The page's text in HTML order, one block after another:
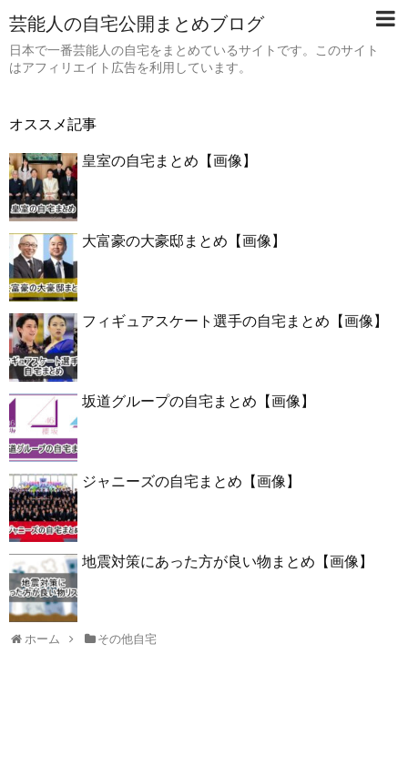
芸能人の自宅公開まとめブログ
日本で一番芸能人の自宅をまとめているサイトです。このサイト
はアフィリエイト広告を利用しています。
オススメ記事
皇室の自宅まとめ【画像】
大富豪の大豪邸まとめ【画像】
フィギュアスケート選手の自宅まとめ【画像】
坂道グループの自宅まとめ【画像】
ジャニーズの自宅まとめ【画像】
地震対策にあった方が良い物まとめ【画像】
ホーム その他自宅